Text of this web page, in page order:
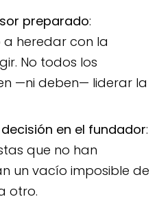
preparado:
heredar con la
No todos los
—ni deben— liderar la
en el fundador:
que no han
un vacío imposible de
otro.